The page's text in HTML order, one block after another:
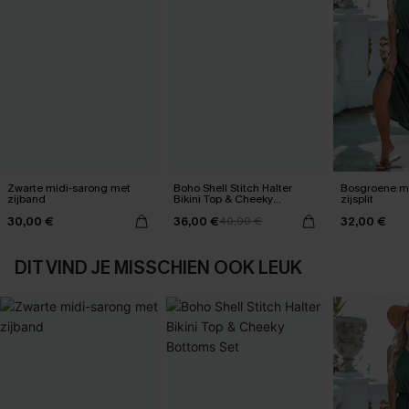
Zwarte midi-sarong met
zijband
30,00 €
Boho Shell Stitch Halter
Bikini Top & Cheeky
36,00 €40,00 €
Bosgroene
zijsplit
32,00 €
DIT VIND JE MISSCHIEN OOK LEUK